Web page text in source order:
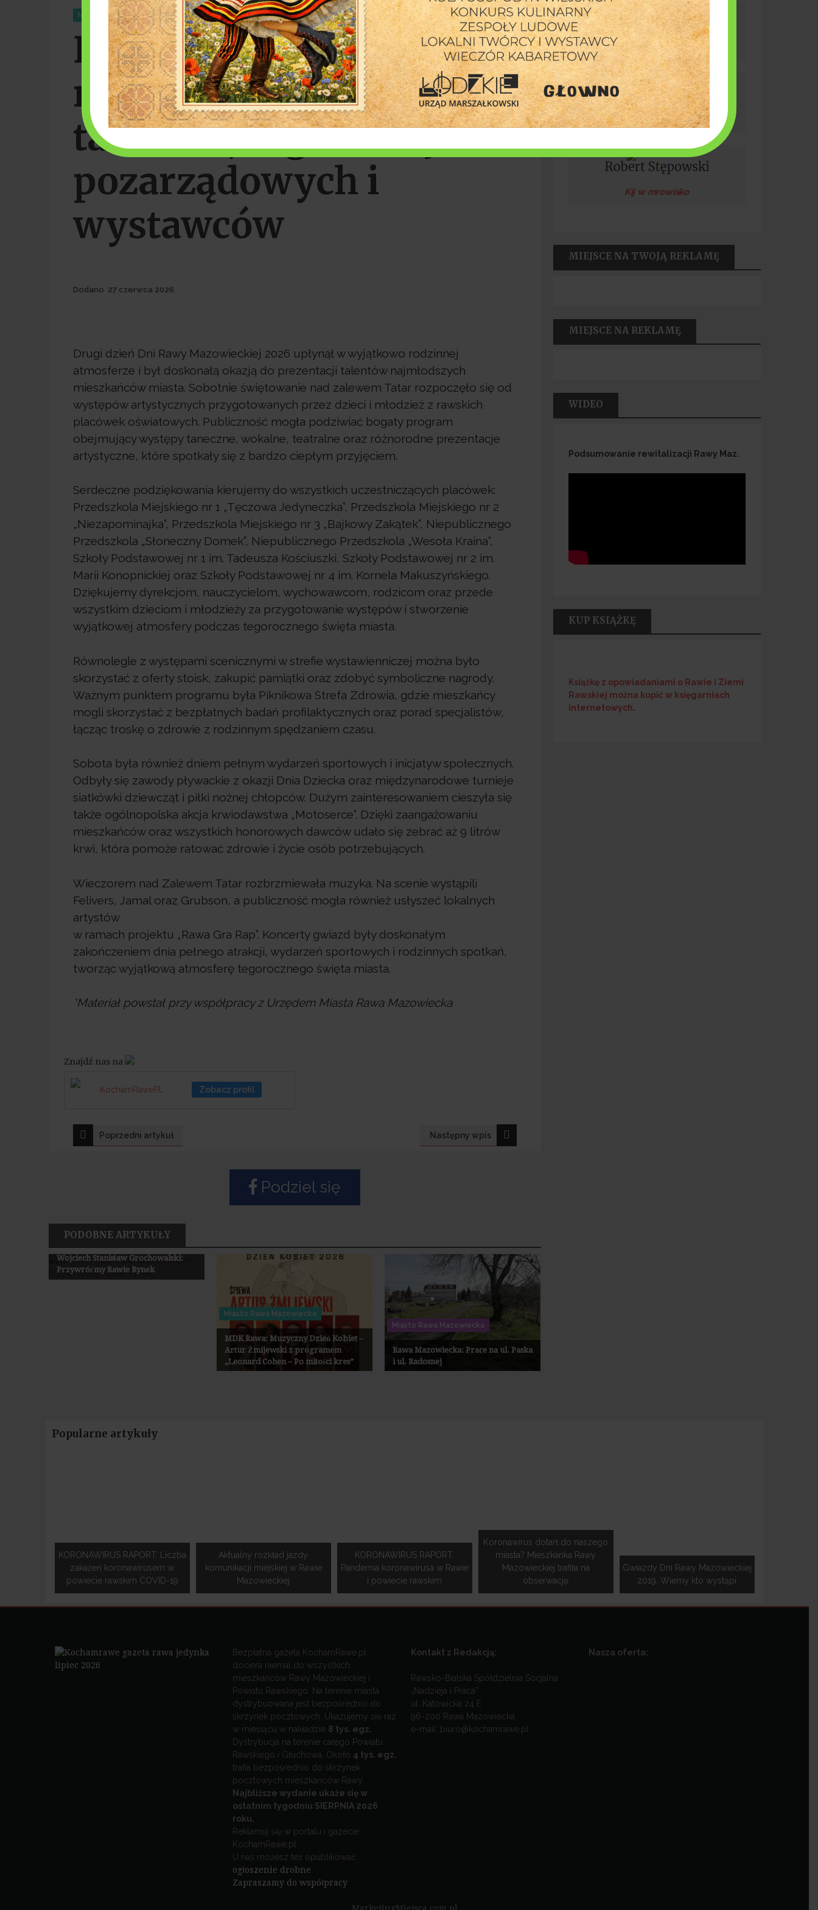
Categories
MIASTO RAWA MAZOWIECKA
Dni Rawy 2026: Sobota
należała do lokalnych
talentów, organizacji
pozarządowych i
wystawców
Dodano 27 czerwca 2026
Drugi dzień Dni Rawy Mazowieckiej 2026 upłynął w wyjątkowo rodzinnej
atmosferze i był doskonałą okazją do prezentacji talentów najmłodszych
mieszkańców miasta. Sobotnie świętowanie nad zalewem Tatar rozpoczęło się od
występów artystycznych przygotowanych przez dzieci i młodzież z rawskich
placówek oświatowych. Publiczność mogła podziwiać bogaty program
obejmujący występy taneczne, wokalne, teatralne oraz różnorodne prezentacje
artystyczne, które spotkały się z bardzo ciepłym przyjęciem.
Serdeczne podziękowania kierujemy do wszystkich uczestniczących placówek:
Przedszkola Miejskiego nr 1 „Tęczowa Jedyneczka”, Przedszkola Miejskiego nr 2
„Niezapominajka”, Przedszkola Miejskiego nr 3 „Bajkowy Zakątek”, Niepublicznego
Przedszkola „Słoneczny Domek”, Niepublicznego Przedszkola „Wesoła Kraina”,
Szkoły Podstawowej nr 1 im. Tadeusza Kościuszki, Szkoły Podstawowej nr 2 im.
Marii Konopnickiej oraz Szkoły Podstawowej nr 4 im. Kornela Makuszyńskiego.
Dziękujemy dyrekcjom, nauczycielom, wychowawcom, rodzicom oraz przede
wszystkim dzieciom i młodzieży za przygotowanie występów i stworzenie
wyjątkowej atmosfery podczas tegorocznego święta miasta.
Równolegle z występami scenicznymi w strefie wystawienniczej można było
skorzystać z oferty stoisk, zakupić pamiątki oraz zdobyć symboliczne nagrody.
Ważnym punktem programu była Piknikowa Strefa Zdrowia, gdzie mieszkańcy
mogli skorzystać z bezpłatnych badań profilaktycznych oraz porad specjalistów,
łącząc troskę o zdrowie z rodzinnym spędzaniem czasu.
Sobota była również dniem pełnym wydarzeń sportowych i inicjatyw społecznych.
Odbyły się zawody pływackie z okazji Dnia Dziecka oraz międzynarodowe turnieje
siatkówki dziewcząt i piłki nożnej chłopców. Dużym zainteresowaniem cieszyła się
także ogólnopolska akcja krwiodawstwa „Motoserce”. Dzięki zaangażowaniu
mieszkańców oraz wszystkich honorowych dawców udało się zebrać aż 9 litrów
krwi, która pomoże ratować zdrowie i życie osób potrzebujących.
Wieczorem nad Zalewem Tatar rozbrzmiewała muzyka. Na scenie wystąpili
Felivers, Jamal oraz Grubson, a publiczność mogła również usłyszeć lokalnych
artystów
w ramach projektu „Rawa Gra Rap”. Koncerty gwiazd były doskonałym
zakończeniem dnia pełnego atrakcji, wydarzeń sportowych i rodzinnych spotkań,
tworząc wyjątkową atmosferę tegorocznego święta miasta.
*Materiał powstał przy współpracy z Urzędem Miasta Rawa Mazowiecka
Znajdź nas na
KochamRawePL Zobacz profil
Nawigacja
Poprzedni artykuł Następny wpis
Podziel się
PODOBNE ARTYKUŁY
Miasto Rawa Mazowiecka
Wojciech Stanisław Grochowalski:
Przywróćmy Rawie Rynek
Miasto Rawa Mazowiecka
MDK Rawa: Muzyczny Dzień Kobiet –
Artur Żmijewski z programem
„Leonard Cohen – Po miłości kres”
Miasto Rawa Mazowiecka
Rawa Mazowiecka: Prace na ul. Paska
i ul. Radosnej
Artur Gut
Mazepa z Paskiem
Wojciech Kubicki
Nie swoim głosem
Kij w mrowisko
MIEJSCE NA TWOJĄ REKLAMĘ
MIEJSCE NA REKLAMĘ
WIDEO
Podsumowanie rewitalizacji Rawy Maz.
KUP KSIĄŻKĘ
Książkę z opowiadaniami o Rawie i Ziemi
Rawskiej można kupić w księgarniach
internetowych.
Popularne artykuły
KORONAWIRUS RAPORT: Liczba
zakażeń koronawirusem w
powiecie rawskim COVID-19
Aktualny rozkład jazdy
komunikacji miejskiej w Rawie
Mazowieckiej
KORONAWIRUS RAPORT:
Pandemia koronawirusa w Rawie
i powiecie rawskim
Koronawirus dotarł do naszego
miasta? Mieszkanka Rawy
Mazowieckiej trafiła na
obserwację
Gwiazdy Dni Rawy Mazowieckiej
2019. Wiemy kto wystąpi
Bezpłatna gazeta KochamRawe.pl
dociera niemal do wszystkich
mieszkańców Rawy Mazowieckiej i
Powiatu Rawskiego. Na terenie miasta
dystrybuowana jest bezpośrednio do
skrzynek pocztowych. Ukazujemy się raz
w miesiącu w nakładzie 8 tys. egz.
Dystrybucja na terenie całego Powiatu
Rawskiego i Głuchowa. Około 4 tys. egz.
trafia bezpośrednio do skrzynek
pocztowych mieszkańców Rawy.
Najbliższe wydanie ukaże się w
ostatnim tygodniu SIERPNIA 2026
roku.
Reklamuj się w portalu i gazecie
KochamRawe.pl
U nas możesz też opublikować
ogłoszenie drobne
Zapraszamy do współpracy
Kontakt z Redakcją:
Rawsko-Bialska Spółdzielnia Socjalna
„Nadzieja i Praca”
ul. Katowicka 24 E
96-200 Rawa Mazowiecka
e-mail: biuro@kochamrawe.pl
Nasza oferta: